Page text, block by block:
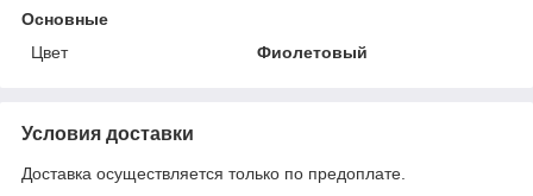
Основные
Цвет
Фиолетовый
Условия доставки
Доставка осуществляется только по предоплате.